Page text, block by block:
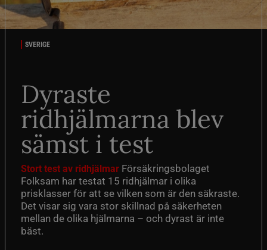
SVERIGE
Dyraste
ridhjälmarna blev
sämst i test
Stort test av ridhjälmar Försäkringsbolaget
Folksam har testat 15 ridhjälmar i olika
prisklasser för att se vilken som är den säkraste.
Det visar sig vara stor skillnad på säkerheten
mellan de olika hjälmarna – och dyrast är inte
bäst.